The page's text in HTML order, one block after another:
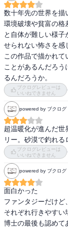
テーマとしては「本
か。
「普通の幸せ」につ
数十年先の世界を描
環境破壊や貧富の格
と自体が難しい様子
せられない怖さを感
この作品で描かれて
ことがあるんだろ
るんだろうか。
ブクログレビューは
いいねできません
powered by ブクログ
超温暖化が進んだ世
リー。砂漠で釣れる
ブクログレビューは
いいねできません
powered by ブクログ
面白かった
ファンタジーだけど
それぞれ行きやすい